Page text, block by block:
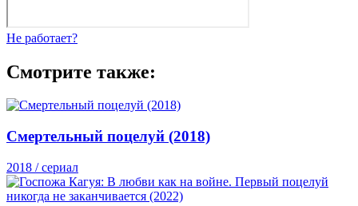
Не работает?
Смотрите также:
Смертельный поцелуй (2018)
2018 / сериал